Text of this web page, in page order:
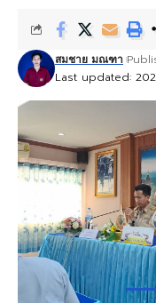
Last updated:
สมชาย มณฑา